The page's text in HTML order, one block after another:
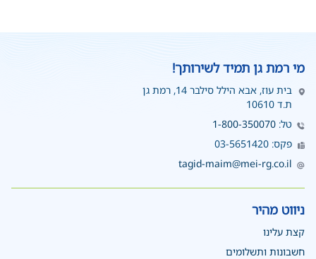
מי רמת גן תמיד לשירותך!
בית עוז, אבא הילל סילבר 14, רמת גן
ת.ד 10610
טל: 1-800-350070
פקס: 03-5651420
tagid-maim@mei-rg.co.il
ניווט מהיר
קצת עלינו
חשבונות ותשלומים